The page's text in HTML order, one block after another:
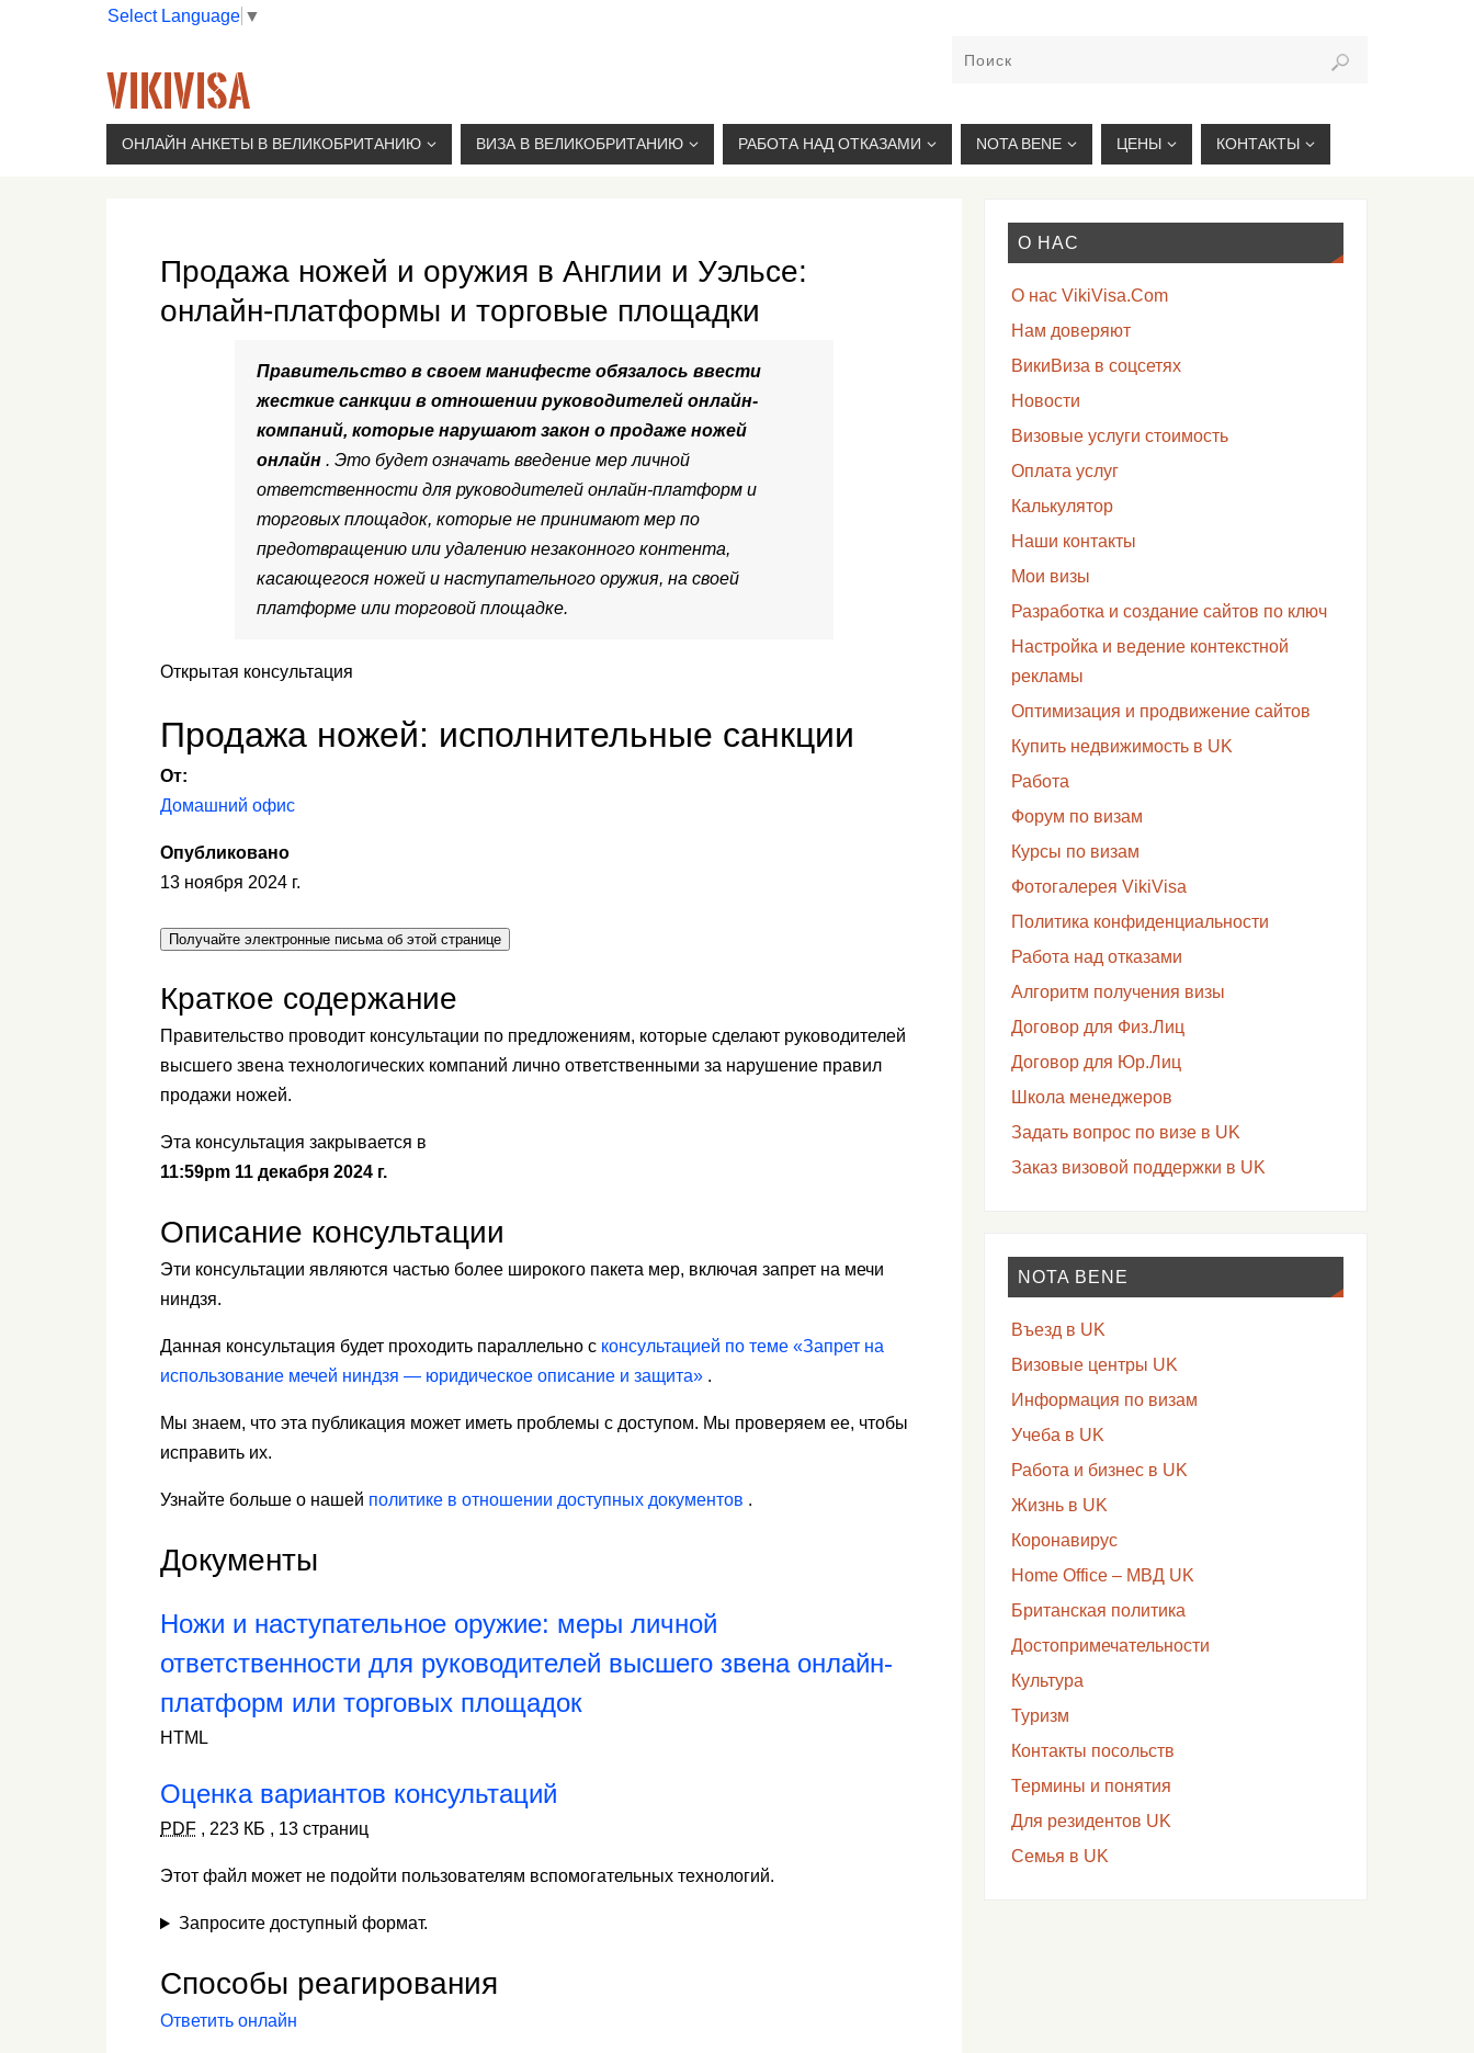
Select Language ▼
VIKIVISA
Г. МОСКВА, 2-Й СЫРОМЯТНИЧЕСКИЙ ПЕР., 11, М. КУРСКАЯ, +7(926)734-03-33, +7(926)274-03-33, VISA@VIKIVISA.RU
ОНЛАЙН АНКЕТЫ В ВЕЛИКОБРИТАНИЮ ВИЗА В ВЕЛИКОБРИТАНИЮ РАБОТА НАД ОТКАЗАМИ NOTA BENE ЦЕНЫ КОНТАКТЫ
Продажа ножей и оружия в Англии и Уэльсе:
онлайн-платформы и торговые площадки
Правительство в своем манифесте обязалось ввести
жесткие санкции в отношении руководителей онлайн-
компаний, которые нарушают закон о продаже ножей
онлайн . Это будет означать введение мер личной
ответственности для руководителей онлайн-платформ и
торговых площадок, которые не принимают мер по
предотвращению или удалению незаконного контента,
касающегося ножей и наступательного оружия, на своей
платформе или торговой площадке.
Открытая консультация
Продажа ножей: исполнительные санкции
От:
Домашний офис
Опубликовано
13 ноября 2024 г.
Получайте электронные письма об этой странице
Краткое содержание
Правительство проводит консультации по предложениям, которые сделают руководителей
высшего звена технологических компаний лично ответственными за нарушение правил
продажи ножей.
Эта консультация закрывается в
11:59pm 11 декабря 2024 г.
Описание консультации
Эти консультации являются частью более широкого пакета мер, включая запрет на мечи
ниндзя.
Данная консультация будет проходить параллельно с консультацией по теме «Запрет на
использование мечей ниндзя — юридическое описание и защита» .
Мы знаем, что эта публикация может иметь проблемы с доступом. Мы проверяем ее, чтобы
исправить их.
Узнайте больше о нашей политике в отношении доступных документов .
Документы
Ножи и наступательное оружие: меры личной
ответственности для руководителей высшего звена онлайн-
платформ или торговых площадок
HTML
Оценка вариантов консультаций
PDF , 223 КБ , 13 страниц
Этот файл может не подойти пользователям вспомогательных технологий.
Запросите доступный формат.
Способы реагирования
Ответить онлайн
О НАС
О нас VikiVisa.Com
Нам доверяют
ВикиВиза в соцсетях
Новости
Визовые услуги стоимость
Оплата услуг
Калькулятор
Наши контакты
Мои визы
Разработка и создание сайтов по ключ
Настройка и ведение контекстной
рекламы
Оптимизация и продвижение сайтов
Купить недвижимость в UK
Работа
Форум по визам
Курсы по визам
Фотогалерея VikiVisa
Политика конфиденциальности
Работа над отказами
Алгоритм получения визы
Договор для Физ.Лиц
Договор для Юр.Лиц
Школа менеджеров
Задать вопрос по визе в UK
Заказ визовой поддержки в UK
NOTA BENE
Въезд в UK
Визовые центры UK
Информация по визам
Учеба в UK
Работа и бизнес в UK
Жизнь в UK
Коронавирус
Home Office – МВД UK
Британская политика
Достопримечательности
Культура
Туризм
Контакты посольств
Термины и понятия
Для резидентов UK
Семья в UK